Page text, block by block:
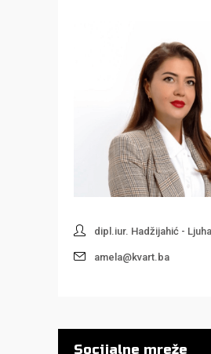
dipl.iur. Hadžijahić -
amela@kvart.ba
Socijalne mreže